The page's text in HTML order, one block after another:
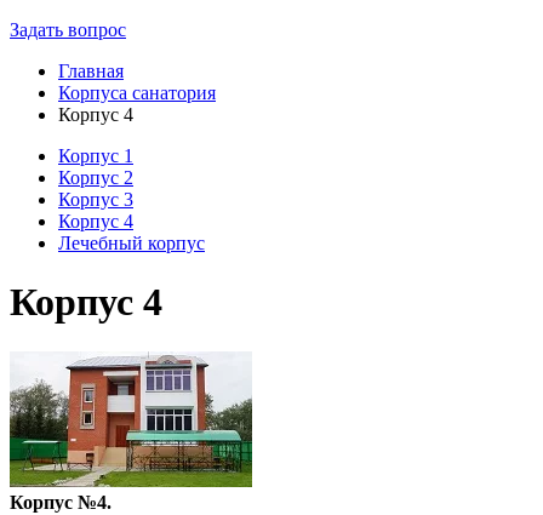
Задать вопрос
Главная
Корпуса санатория
Корпус 4
Корпус 1
Корпус 2
Корпус 3
Корпус 4
Лечебный корпус
Корпус 4
Корпус №4.